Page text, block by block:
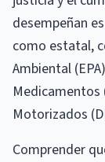
desempeñan
como estatal,
Ambiental
Medicamentos
Motorizados
Comprender